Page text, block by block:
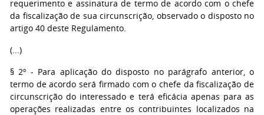
requerimento e assinatura de termo de acordo com o chefe
da fiscalização de sua circunscrição, observado o disposto no
artigo 40 deste Regulamento.
(...)
§ 2º - Para aplicação do disposto no parágrafo anterior, o
termo de acordo será firmado com o chefe da fiscalização de
circunscrição do interessado e terá eficácia apenas para as
operações realizadas entre os contribuintes localizados na